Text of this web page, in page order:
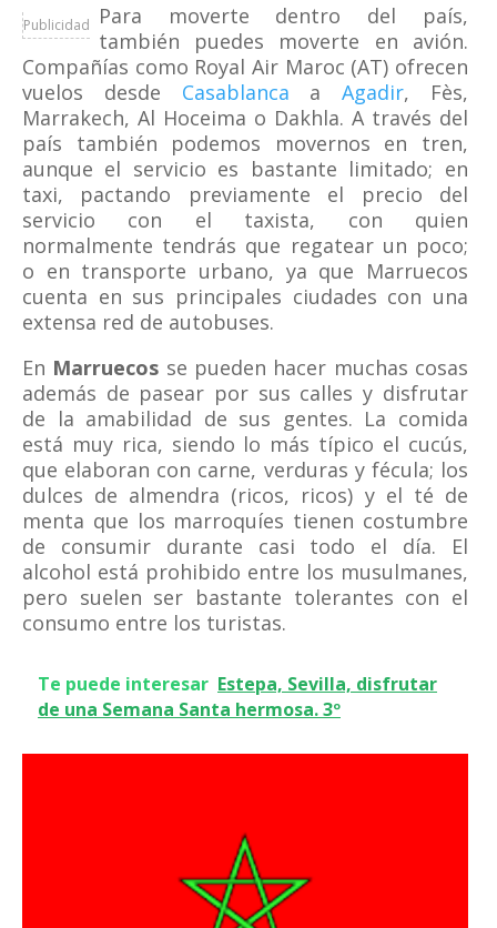
Publicidad
Para moverte dentro del país,
también puedes moverte en avión.
Compañías como Royal Air Maroc (AT) ofrecen
vuelos desde Casablanca aAgadir, Fès,
Marrakech, Al Hoceima o Dakhla. A través del
país también podemos movernos en tren,
aunque el servicio es bastante limitado; en
taxi, pactando previamente el precio del
servicio con el taxista, con quien
normalmente tendrás que regatear un poco;
o en transporte urbano, ya que Marruecos
cuenta en sus principales ciudades con una
extensa red de autobuses.
En Marruecos se pueden hacer muchas cosas
además de pasear por sus calles y disfrutar
de la amabilidad de sus gentes. La comida
está muy rica, siendo lo más típico el cucús,
que elaboran con carne, verduras y fécula; los
dulces de almendra (ricos, ricos) y el té de
menta que los marroquíes tienen costumbre
de consumir durante casi todo el día. El
alcohol está prohibido entre los musulmanes,
pero suelen ser bastante tolerantes con el
consumo entre los turistas.
Te puede interesar Estepa, Sevilla, disfrutar
de una Semana Santa hermosa. 3º